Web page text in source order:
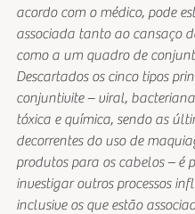
acordo com o médico, pode
associada tanto ao cansaço
como a um quadro de
Descartados os cinco tipos
conjuntivite – viral,
tóxica e química, sendo as
decorrentes do uso de
produtos para os cabelos – é
investigar outros processos
inclusive os que estão